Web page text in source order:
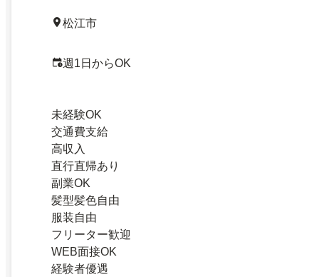
松江市
週1日からOK
未経験OK
交通費支給
高収入
直行直帰あり
副業OK
髪型髪色自由
服装自由
フリーター歓迎
WEB面接OK
経験者優遇